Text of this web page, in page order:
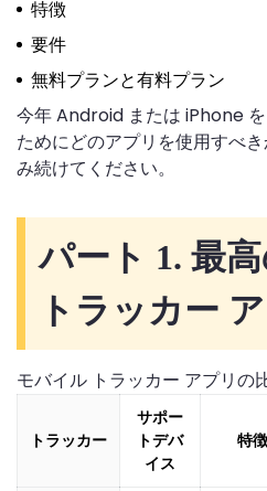
特徴
要件
無料プランと有料プラン
今年 Android または iPhone
ためにどのアプリを使用すべ
み続けてください。
パート 1. 最
トラッカー
モバイル トラッカー アプリの
トラッカー
サポー
トデバ
イス
特徴